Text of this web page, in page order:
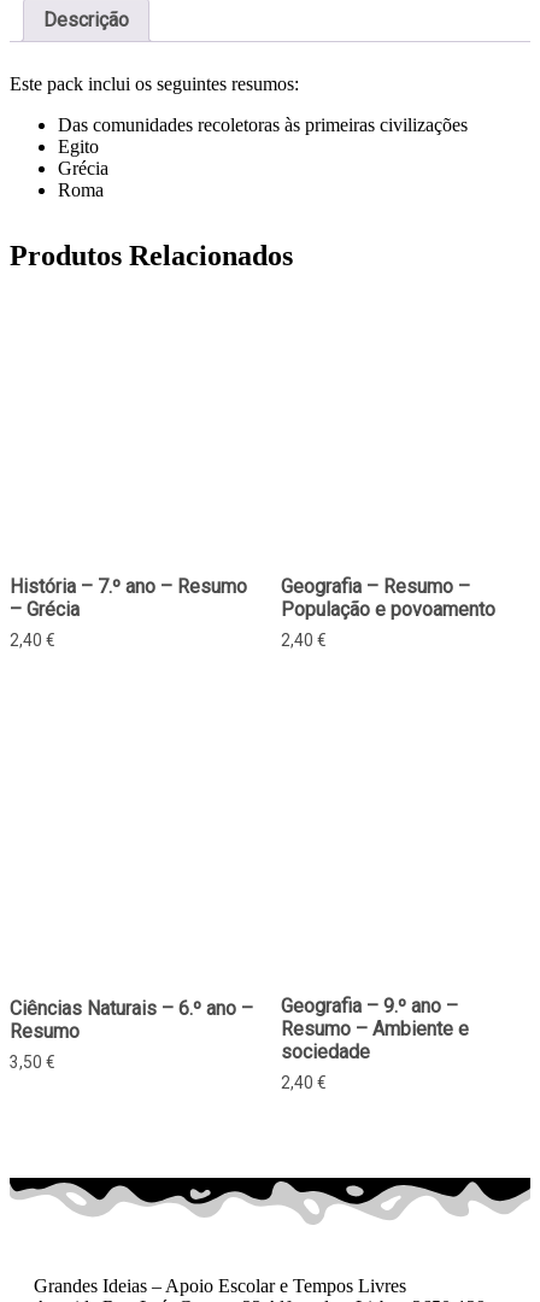
Descrição
Este pack inclui os seguintes resumos:
Das comunidades recoletoras às primeiras civilizações
Egito
Grécia
Roma
Produtos Relacionados
História – 7.º ano – Resumo
– Grécia
2,40 €
Geografia – Resumo –
População e povoamento
2,40 €
Ciências Naturais – 6.º ano –
Resumo
3,50 €
Geografia – 9.º ano –
Resumo – Ambiente e
sociedade
2,40 €
Grandes Ideias – Apoio Escolar e Tempos Livres